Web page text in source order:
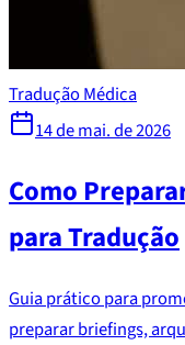
Tradução Médica
14 de mai. de 2026
Como
para Tradução
Guia prático para
preparar briefings,